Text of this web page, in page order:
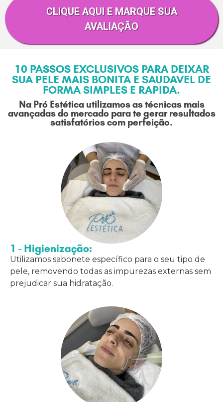
CLIQUE AQUI E MARQUE SUA
AVALIAÇÃO
10 PASSOS EXCLUSIVOS PARA DEIXAR
SUA PELE MAIS BONITA E SAUDAVEL DE
FORMA SIMPLES E RAPIDA.
Na Pró Estética utilizamos as técnicas mais
avançadas do mercado para te gerar resultados
satisfatórios com perfeição.
1 - Higienização:
Utilizamos sabonete específico para o seu tipo de
pele, removendo todas as impurezas externas sem
prejudicar sua hidratação.